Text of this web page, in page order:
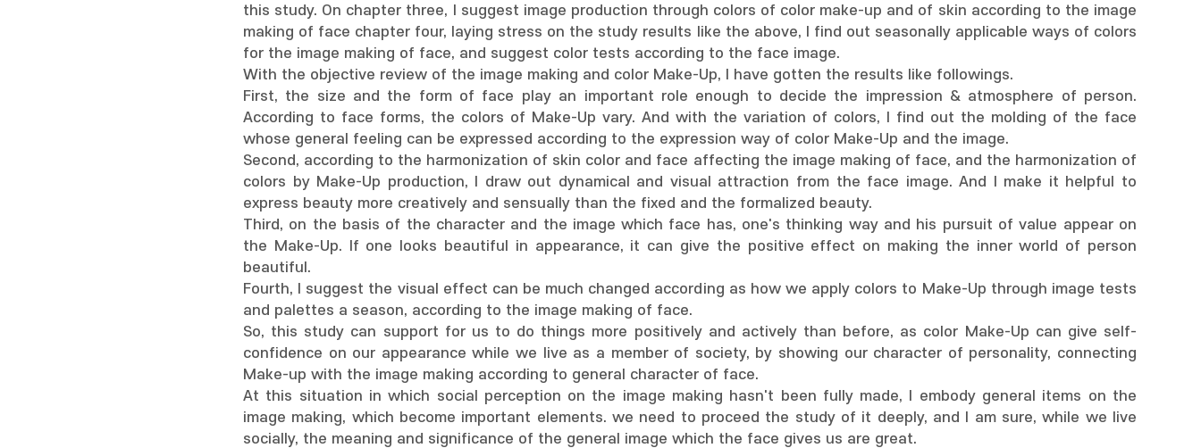
this study. On chapter three, I suggest image production through colors of color make-up and of skin according to the image
making of face chapter four, laying stress on the study results like the above, I find out seasonally applicable ways of colors
for the image making of face, and suggest color tests according to the face image.
With the objective review of the image making and color Make-Up, I have gotten the results like followings.
First, the size and the form of face play an important role enough to decide the impression & atmosphere of person.
According to face forms, the colors of Make-Up vary. And with the variation of colors, I find out the molding of the face
whose general feeling can be expressed according to the expression way of color Make-Up and the image.
Second, according to the harmonization of skin color and face affecting the image making of face, and the harmonization of
colors by Make-Up production, I draw out dynamical and visual attraction from the face image. And I make it helpful to
express beauty more creatively and sensually than the fixed and the formalized beauty.
Third, on the basis of the character and the image which face has, one's thinking way and his pursuit of value appear on
the Make-Up. If one looks beautiful in appearance, it can give the positive effect on making the inner world of person
beautiful.
Fourth, I suggest the visual effect can be much changed according as how we apply colors to Make-Up through image tests
and palettes a season, according to the image making of face.
So, this study can support for us to do things more positively and actively than before, as color Make-Up can give self-
confidence on our appearance while we live as a member of society, by showing our character of personality, connecting
Make-up with the image making according to general character of face.
At this situation in which social perception on the image making hasn't been fully made, I embody general items on the
image making, which become important elements. we need to proceed the study of it deeply, and I am sure, while we live
socially, the meaning and significance of the general image which the face gives us are great.